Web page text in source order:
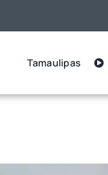
Tamaulipas